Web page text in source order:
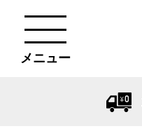
メニュー